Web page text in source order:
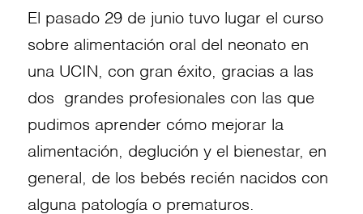
El pasado 29 de junio tuvo lugar el curso
sobre alimentación oral del neonato en
una UCIN, con gran éxito, gracias a las
dos grandes profesionales con las que
pudimos aprender cómo mejorar la
alimentación, deglución y el bienestar, en
general, de los bebés recién nacidos con
alguna patología o prematuros.